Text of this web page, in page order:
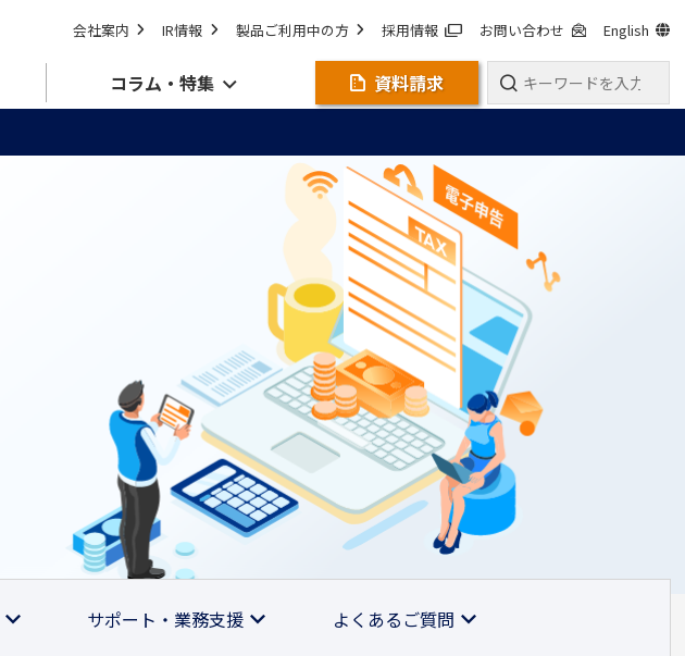
会社案内 IR情報 製品ご利用中の方 採用情報 お問い合わせ English
コラム・特集 資料請求
サポート・業務支援 よくあるご質問